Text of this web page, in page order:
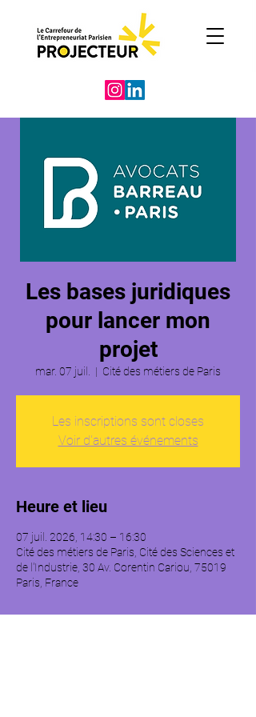
Les bases juridiques
pour lancer mon
projet
mar. 07 juil.
  |
Cité des métiers de Paris
Les inscriptions sont closes
Voir d'autres événements
Heure et lieu
07 juil. 2026, 14:30 – 16:30
Cité des métiers de Paris, Cité des Sciences et
de l'Industrie, 30 Av. Corentin Cariou, 75019
Paris, France